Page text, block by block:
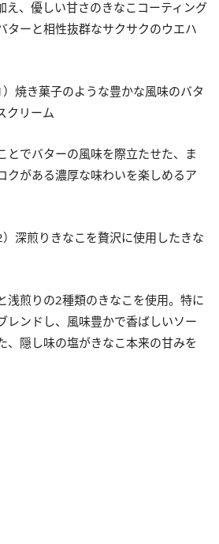
え、優しい甘さのきなこコーティング
ターと相性抜群なサクサクのウエハ
焼き菓子のような豊かな風味のバタ
クリーム
とでバターの風味を際立たせた、ま
クがある濃厚な味わいを楽しめるア
深煎りきなこを贅沢に使用したきな
浅煎りの2種類のきなこを使用。特に
レンドし、風味豊かで香ばしいソー
、隠し味の塩がきなこ本来の甘みを